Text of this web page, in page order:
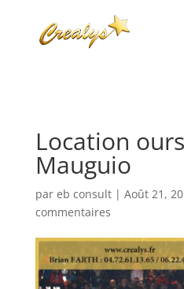
Location
Mauguio
par eb consult| Août 21,
commentaires